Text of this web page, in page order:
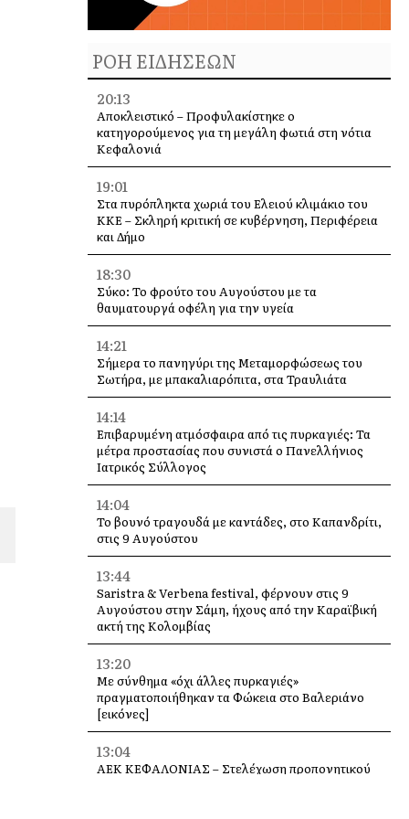
ΡΟΗ ΕΙΔΗΣΕΩΝ
20:13
Αποκλειστικό – Προφυλακίστηκε ο
κατηγορούμενος για τη μεγάλη φωτιά στη νότια
Κεφαλονιά
19:01
Στα πυρόπληκτα χωριά του Ελειού κλιμάκιο του
ΚΚΕ – Σκληρή κριτική σε κυβέρνηση, Περιφέρεια
και Δήμο
18:30
Σύκο: Το φρούτο του Αυγούστου με τα
θαυματουργά οφέλη για την υγεία
14:21
Σήμερα το πανηγύρι της Μεταμορφώσεως του
Σωτήρα, με μπακαλιαρόπιτα, στα Τραυλιάτα
14:14
Επιβαρυμένη ατμόσφαιρα από τις πυρκαγιές: Τα
μέτρα προστασίας που συνιστά ο Πανελλήνιος
Ιατρικός Σύλλογος
14:04
Το βουνό τραγουδά με καντάδες, στο Καπανδρίτι,
στις 9 Αυγούστου
13:44
Saristra & Verbena festival, φέρνουν στις 9
Αυγούστου στην Σάμη, ήχους από την Καραϊβική
ακτή της Κολομβίας
13:20
Με σύνθημα «όχι άλλες πυρκαγιές»
πραγματοποιήθηκαν τα Φώκεια στο Βαλεριάνο
[εικόνες]
13:04
ΑΕΚ ΚΕΦΑΛΟΝΙΑΣ – Στελέχωση προπονητικού